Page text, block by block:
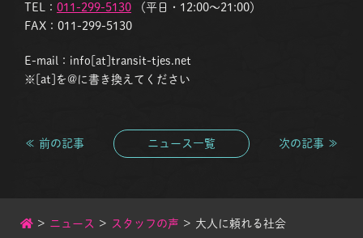
TEL： 011-299-5130 （平日・12:00〜21:00）
FAX：011-299-5130
E-mail：info[at]transit-tjes.net
※[at]を@に書き換えてください
≪ 前の記事 ニュース一覧 次の記事 ≫
> ニュース > スタッフの声 > 大人に頼れる社会